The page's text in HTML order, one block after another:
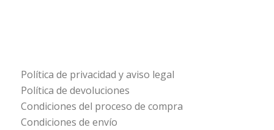
Política de privacidad y aviso legal
Política de devoluciones
Condiciones del proceso de compra
Condiciones de envío